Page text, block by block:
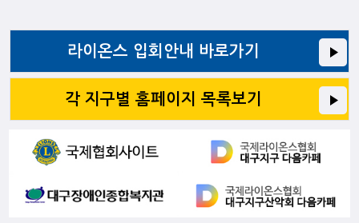
라이온스 입회안내 바로가기
각 지구별 홈페이지 목록보기